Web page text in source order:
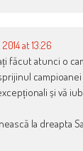
at 13:26
făcut atunci o
și vă
la dreapta